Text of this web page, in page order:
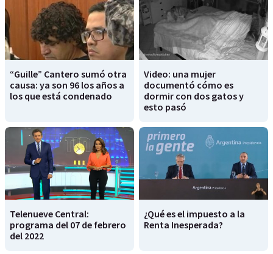
“Guille” Cantero sumó otra
causa: ya son 96 los años a
los que está condenado
Video: una mujer
documentó cómo es
dormir con dos gatos y
esto pasó
Telenueve Central:
programa del 07 de febrero
del 2022
¿Qué es el impuesto a la
Renta Inesperada?